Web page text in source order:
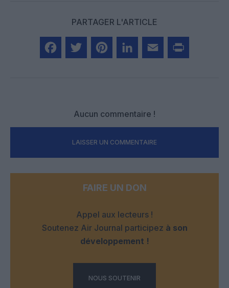
PARTAGER L'ARTICLE
Aucun commentaire !
LAISSER UN COMMENTAIRE
FAIRE UN DON
Appel aux lecteurs !
Soutenez Air Journal participez à son
développement !
NOUS SOUTENIR